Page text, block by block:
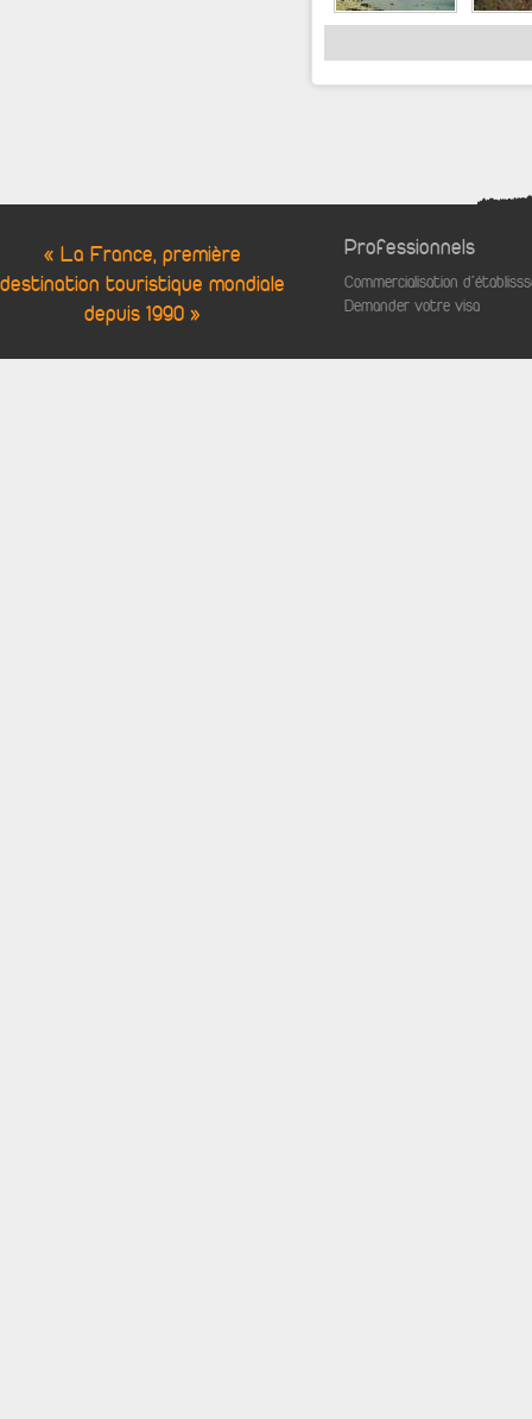
« La France, première
destination touristique mondiale
depuis 1990 »
Professionnels
Commercialisation
Demander votre visa